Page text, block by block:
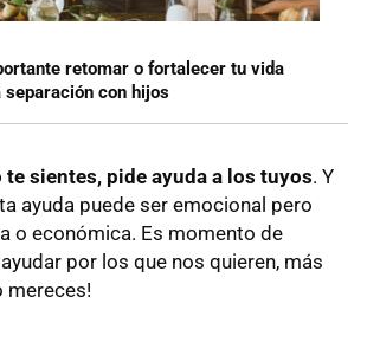
retomar o fortalecer tu vida
con hijos
te sientes, pide ayuda a los tuyos. Y
ayuda puede ser emocional pero
o económica. Es momento de
por los que nos quieren, más
mereces!